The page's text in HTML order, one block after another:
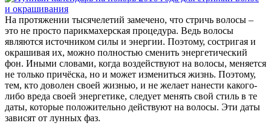
На протяжении тысячелетий замечено, что стричь волосы –
это не просто парикмахерская процедура. Ведь волосы
являются источником силы и энергии. Поэтому, состригая и
окрашивая их, можно полностью сменить энергетический
фон. Иными словами, когда воздействуют на волосы, меняется
не только причёска, но и может измениться жизнь. Поэтому,
тем, кто доволен своей жизнью, и не желает нанести какого-
либо вреда своей энергетике, следует менять свой стиль в те
даты, которые положительно действуют на волосы. Эти даты
зависят от лунных фаз.